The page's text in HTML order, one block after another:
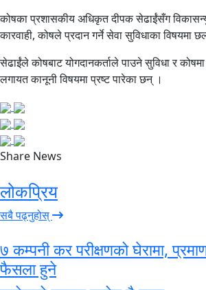
कोषका प्रशासकीय अधिकृत दीपक सेढाईंसँग
कारवाही, कोषले प्रदान गर्ने सेवा सुविधाका विषयमा
सेढाईंले कोषबाट योगदानकर्ताले पाउने सुविधा र
लगायत कानूनी विषयमा प्रष्ट पारेका छन् ।
Share News
लोकप्रिय
सबै पढ्नुहोस्
७ कम्पनी कर परीक्षणको घेरामा,
फैसला हुने